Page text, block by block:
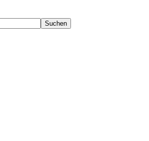
Suchen